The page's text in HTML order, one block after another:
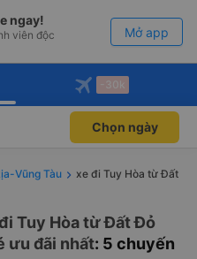
ngay!
viên độc
Mở app
máy bay qua
Mở app
-30k
Chọn ngày
Vũng Tàu
xe đi Tuy Hòa từ Đất
Tuy Hòa từ Đất Đỏ
ưu đãi nhất: 5 chuyến